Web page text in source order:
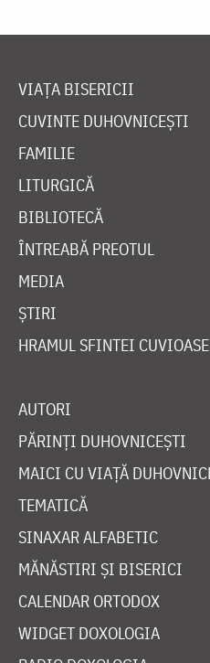
VIAȚA BISERICII
CUVINTE DUHOVNICEȘTI
FAMILIE
LITURGICĂ
BIBLIOTECĂ
ÎNTREABĂ PREOTUL
MEDIA
ȘTIRI
HRAMUL SFINTEI
AUTORI
PĂRINȚI DUHOVNICEȘTI
MAICI CU VIAȚĂ
TEMATICĂ
SINAXAR ALFABETIC
MĂNĂSTIRI ȘI BISERICI
CALENDAR ORTODOX
WIDGET DOXOLOGIA